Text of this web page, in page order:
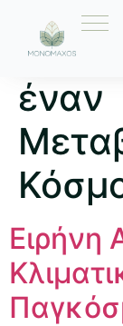
έναν
Ειρήνη